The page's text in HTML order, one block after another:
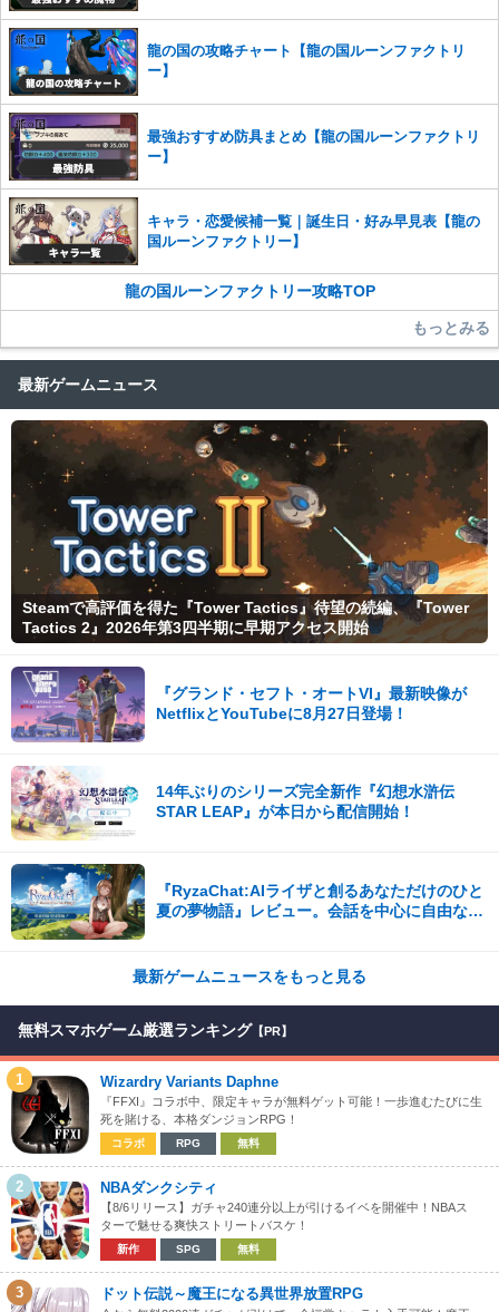
龍の国の攻略チャート【龍の国ルーンファクトリ
ー】
最強おすすめ防具まとめ【龍の国ルーンファクトリ
ー】
キャラ・恋愛候補一覧｜誕生日・好み早見表【龍の
国ルーンファクトリー】
龍の国ルーンファクトリー攻略TOP
もっとみる
最新ゲームニュース
Steamで高評価を得た『Tower Tactics』待望の続編、『Tower
Tactics 2』2026年第3四半期に早期アクセス開始
『グランド・セフト・オートVI』最新映像が
NetflixとYouTubeに8月27日登場！
14年ぶりのシリーズ完全新作『幻想水滸伝
STAR LEAP』が本日から配信開始！
『RyzaChat:AIライザと創るあなただけのひと
夏の夢物語』レビュー。会話を中心に自由な冒
最新ゲームニュースをもっと見る
無料スマホゲーム厳選ランキング 【PR】
1 Wizardry Variants Daphne
『FFXI』コラボ中、限定キャラが無料ゲット可能！一歩進むたびに生
死を賭ける、本格ダンジョンRPG！
コラボ RPG 無料
2 NBAダンクシティ
【8/6リリース】ガチャ240連分以上が引けるイベを開催中！NBAス
ターで魅せる爽快ストリートバスケ！
新作 SPG 無料
3 ドット伝説～魔王になる異世界放置RPG